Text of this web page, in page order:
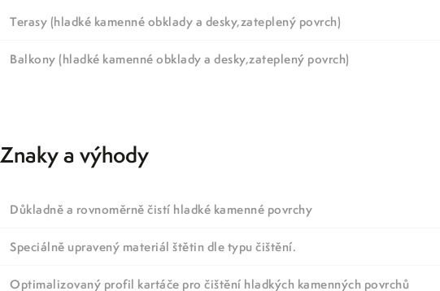
Terasy (hladké kamenné obklady a desky,zateplený povrch)
Balkony (hladké kamenné obklady a desky,zateplený povrch)
Znaky a výhody
Důkladně a rovnoměrně čistí hladké kamenné povrchy
Speciálně upravený materiál štětin dle typu čištění.
Optimalizovaný profil kartáče pro čištění hladkých kamenných povrchů